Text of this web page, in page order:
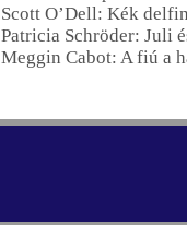
Scott O’Dell: Kék
Patricia Schröder: Juli
Meggin Cabot: A fiú a